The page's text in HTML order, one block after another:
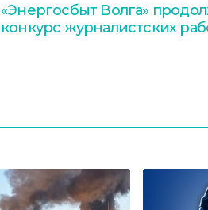
«Энергосбыт Волга»
конкурс журналистских